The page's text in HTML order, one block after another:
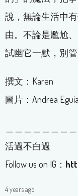
說，無論生活中
由。不論是尷尬
試幽它一默，別管
撰文：Karen
圖片：Andrea Eguia
活過不白過
Follow us on IG：
4 years ago